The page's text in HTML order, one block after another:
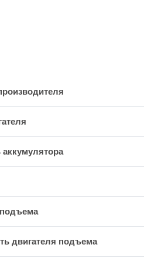
аккумулятора
двигателя подъема